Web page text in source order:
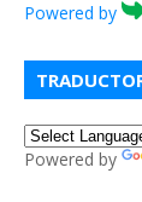
Powered by
Powered by